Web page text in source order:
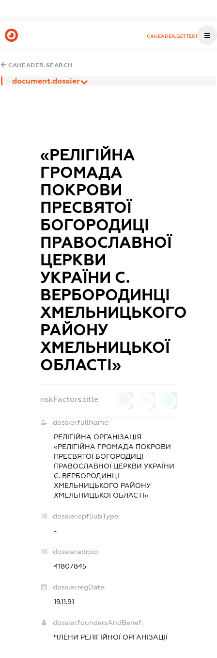
CAHEADER.GETTEST
CAHEADER.SEARCH
document.dossier
«РЕЛІГІЙНА
ГРОМАДА
ПОКРОВИ
ПРЕСВЯТОЇ
БОГОРОДИЦІ
ПРАВОСЛАВНОЇ
ЦЕРКВИ
УКРАЇНИ С.
ВЕРБОРОДИНЦІ
ХМЕЛЬНИЦЬКОГО
РАЙОНУ
ХМЕЛЬНИЦЬКОЇ
ОБЛАСТІ»
riskFactors.title
dossier.fullName:
РЕЛІГІЙНА ОРГАНІЗАЦІЯ
«РЕЛІГІЙНА ГРОМАДА ПОКРОВИ
ПРЕСВЯТОЇ БОГОРОДИЦІ
ПРАВОСЛАВНОЇ ЦЕРКВИ УКРАЇНИ
С. ВЕРБОРОДИНЦІ
ХМЕЛЬНИЦЬКОГО РАЙОНУ
ХМЕЛЬНИЦЬКОЇ ОБЛАСТІ»
dossier.opfSubType:
-
dossier.edrpo:
41807845
dossier.regDate:
19.11.91
dossier.foundersAndBenef:
ЧЛЕНИ РЕЛІГІЙНОЇ ОРГАНІЗАЦІЇ